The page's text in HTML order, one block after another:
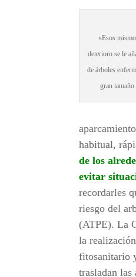
«Esos
deterioro se le
de árboles
gran
habitual,
de los
evitar
recordarles
riesgo del
(ATPE). La
la
fitosanitario
trasladan las